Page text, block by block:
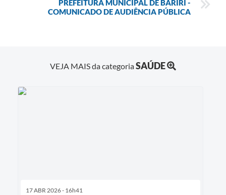
PREFEITURA MUNICIPAL DE BARIRI -
COMUNICADO DE AUDIÊNCIA PÚBLICA
VEJA MAIS da categoriaSAÚDE
17 ABR 2026 - 16h41